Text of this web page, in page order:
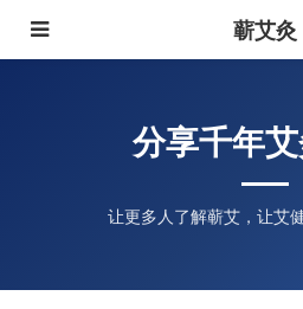
蕲艾灸
分享千年
让更多人了解蕲艾，让艾